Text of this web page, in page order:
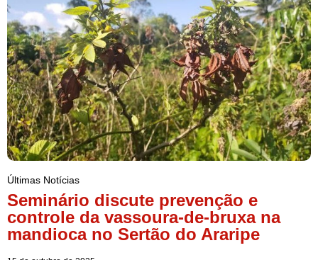
Últimas Notícias
Seminário discute prevenção e
controle da vassoura-de-bruxa na
mandioca no Sertão do Araripe